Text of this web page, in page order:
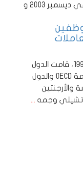
2003 و
في 21 نوفمبر 1997، قامت الدول
الأعضاء في منظمة OECD والدول
والأرجنتين
وتشيلي وجمه ...